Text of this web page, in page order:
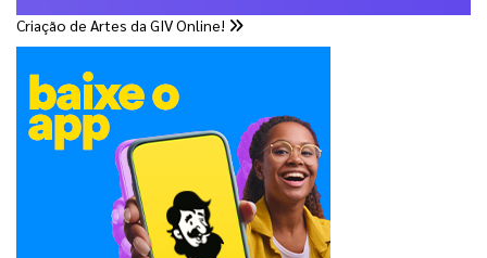
Criação de Artes da GIV Online!